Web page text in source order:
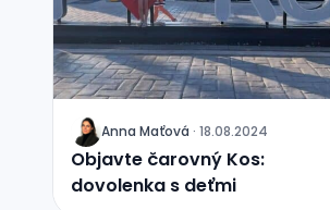
J Anna Maťová · 18.08.2024
Objavte čarovný Kos:
dovolenka s deťmi